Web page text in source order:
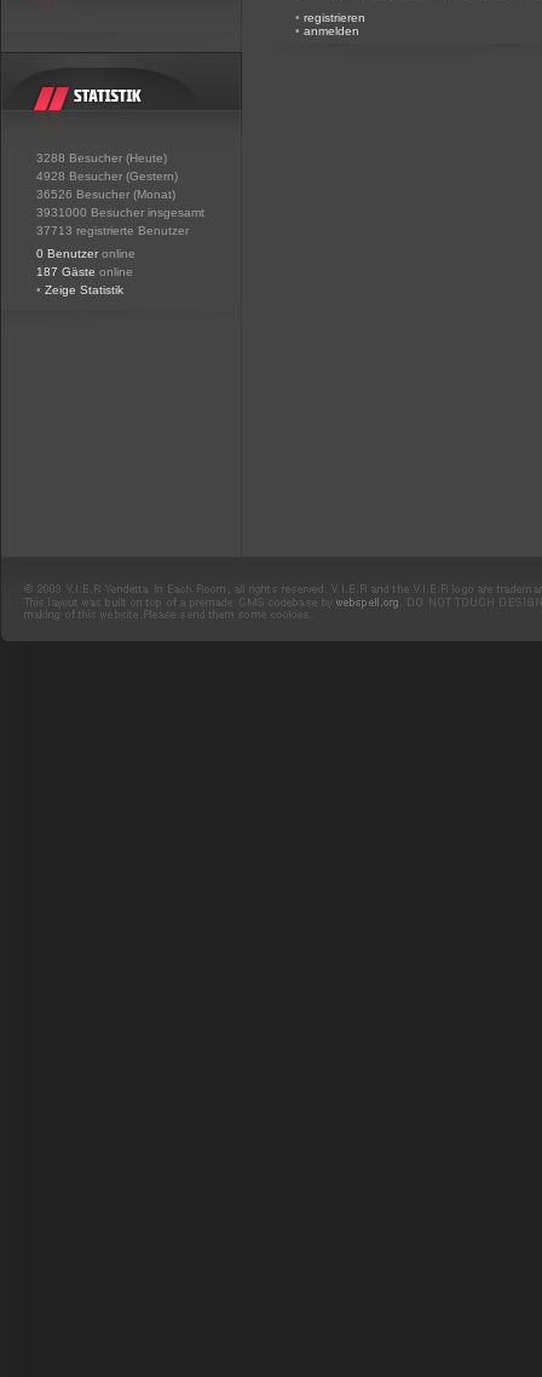
3288 Besucher (Heute)
4928 Besucher (Gestern)
36526 Besucher (Monat)
3931000 Besucher insgesamt
37713 registrierte Benutzer
0 Benutzer online
187 Gäste online
• Zeige Statistik
• registrieren
• anmelden